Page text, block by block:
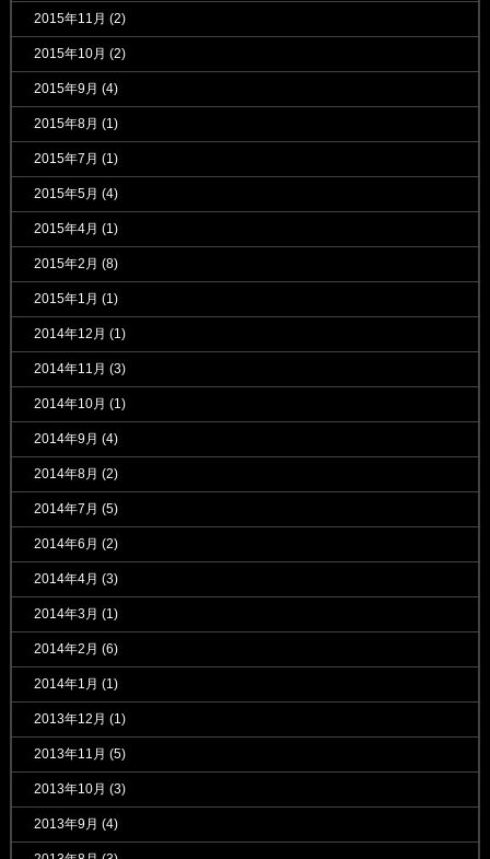
2015年11月 (2)
2015年10月 (2)
2015年9月 (4)
2015年8月 (1)
2015年7月 (1)
2015年5月 (4)
2015年4月 (1)
2015年2月 (8)
2015年1月 (1)
2014年12月 (1)
2014年11月 (3)
2014年10月 (1)
2014年9月 (4)
2014年8月 (2)
2014年7月 (5)
2014年6月 (2)
2014年4月 (3)
2014年3月 (1)
2014年2月 (6)
2014年1月 (1)
2013年12月 (1)
2013年11月 (5)
2013年10月 (3)
2013年9月 (4)